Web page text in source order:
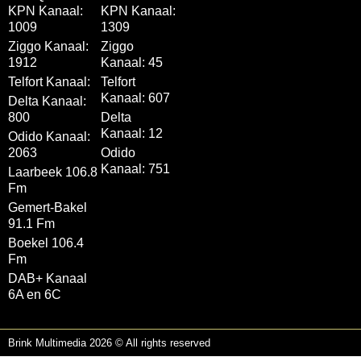
KPN Kanaal:
1009
Ziggo Kanaal:
1912
Telfort Kanaal:
Delta Kanaal:
800
Odido Kanaal:
2063
Laarbeek 106.8
Fm
Gemert-Bakel
91.1 Fm
Boekel 106.4
Fm
DAB+ Kanaal
6A en 6C
KPN Kanaal:
1309
Ziggo
Kanaal: 45
Telfort
Kanaal: 607
Delta
Kanaal: 12
Odido
Kanaal: 751
Brink Multimedia 2026 © All rights reserved